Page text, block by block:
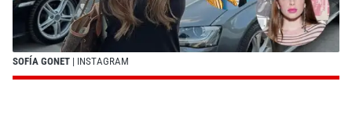
SOFÍA GONET | INSTAGRAM